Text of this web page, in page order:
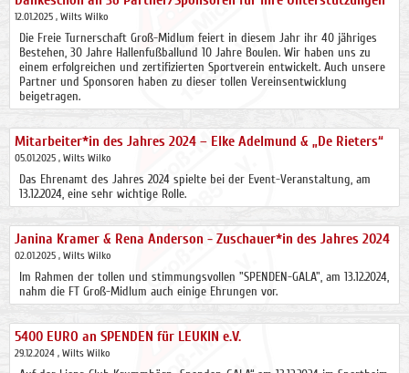
12.01.2025 , Wilts Wilko
Die Freie Turnerschaft Groß-Midlum feiert in diesem Jahr ihr 40 jähriges
Bestehen, 30 Jahre Hallenfußballund 10 Jahre Boulen. Wir haben uns zu
einem erfolgreichen und zertifizierten Sportverein entwickelt. Auch unsere
Partner und Sponsoren haben zu dieser tollen Vereinsentwicklung
beigetragen.
Mitarbeiter*in des Jahres 2024 – Elke Adelmund & „De Rieters“
05.01.2025 , Wilts Wilko
Das Ehrenamt des Jahres 2024 spielte bei der Event-Veranstaltung, am
13.12.2024, eine sehr wichtige Rolle.
Janina Kramer & Rena Anderson - Zuschauer*in des Jahres 2024
02.01.2025 , Wilts Wilko
Im Rahmen der tollen und stimmungsvollen "SPENDEN-GALA", am 13.12.2024,
nahm die FT Groß-Midlum auch einige Ehrungen vor.
5400 EURO an SPENDEN für LEUKIN e.V.
29.12.2024 , Wilts Wilko